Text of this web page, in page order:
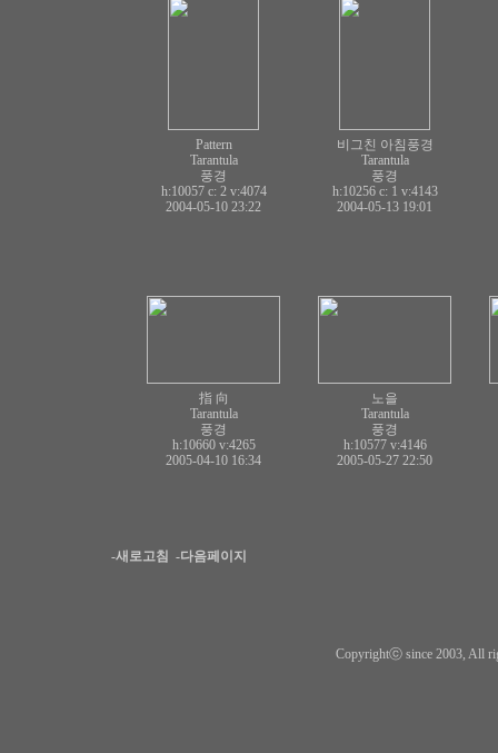
Pattern
Tarantula
풍경
h:10057 c: 2 v:4074
2004-05-10 23:22
비그친 아침풍경
Tarantula
풍경
h:10256 c: 1 v:4143
2004-05-13 19:01
指 向
Tarantula
풍경
h:10660 v:4265
2005-04-10 16:34
노을
Tarantula
풍경
h:10577 v:4146
2005-05-27 22:50
-새로고침 -다음페이지
Copyrightⓒ since 2003, All